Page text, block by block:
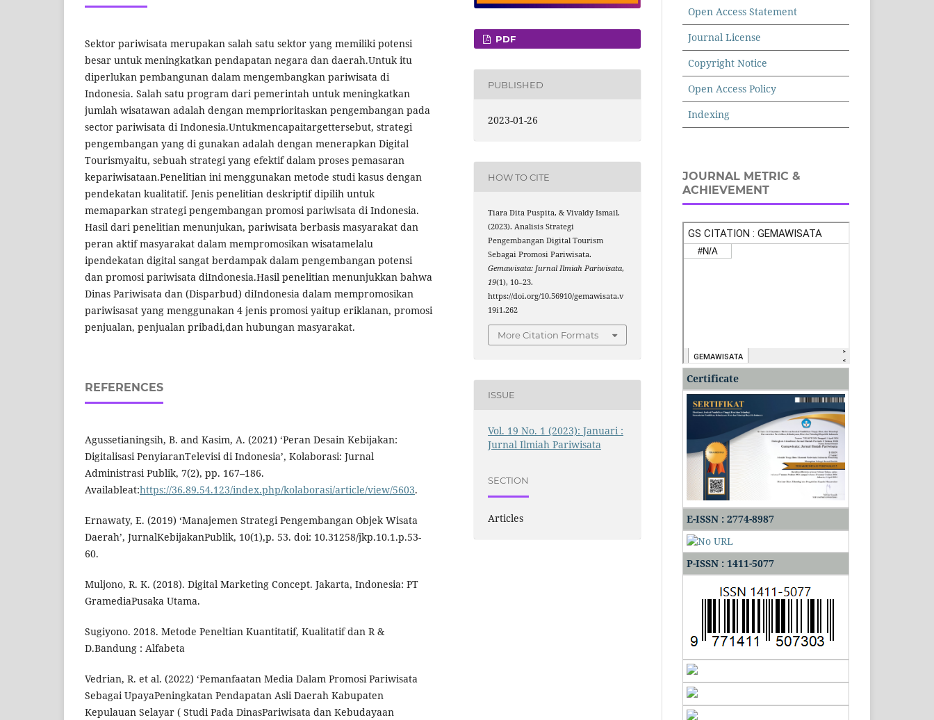
Sektor pariwisata merupakan salah satu sektor yang memiliki potensi
besar untuk meningkatkan pendapatan negara dan daerah.Untuk itu
diperlukan pembangunan dalam mengembangkan pariwisata di
Indonesia. Salah satu program dari pemerintah untuk meningkatkan
jumlah wisatawan adalah dengan memprioritaskan pengembangan pada
sector pariwisata di Indonesia.Untukmencapaitargettersebut, strategi
pengembangan yang di gunakan adalah dengan menerapkan Digital
Tourismyaitu, sebuah strategi yang efektif dalam proses pemasaran
kepariwisataan.Penelitian ini menggunakan metode studi kasus dengan
pendekatan kualitatif. Jenis penelitian deskriptif dipilih untuk
memaparkan strategi pengembangan promosi pariwisata di Indonesia.
Hasil dari penelitian menunjukan, pariwisata berbasis masyarakat dan
peran aktif masyarakat dalam mempromosikan wisatamelalu
ipendekatan digital sangat berdampak dalam pengembangan potensi
dan promosi pariwisata diIndonesia.Hasil penelitian menunjukkan bahwa
Dinas Pariwisata dan (Disparbud) diIndonesia dalam mempromosikan
pariwisasat yang menggunakan 4 jenis promosi yaitup eriklanan, promosi
penjualan, penjualan pribadi,dan hubungan masyarakat.
REFERENCES
Agussetianingsih, B. and Kasim, A. (2021) ‘Peran Desain Kebijakan:
Digitalisasi PenyiaranTelevisi di Indonesia’, Kolaborasi: Jurnal
Administrasi Publik, 7(2), pp. 167–186.
Availableat:https://36.89.54.123/index.php/kolaborasi/article/view/5603.
Ernawaty, E. (2019) ‘Manajemen Strategi Pengembangan Objek Wisata
Daerah’, JurnalKebijakanPublik, 10(1),p. 53. doi: 10.31258/jkp.10.1.p.53-
60.
Muljono, R. K. (2018). Digital Marketing Concept. Jakarta, Indonesia: PT
GramediaPusaka Utama.
Sugiyono. 2018. Metode Peneltian Kuantitatif, Kualitatif dan R &
D.Bandung : Alfabeta
Vedrian, R. et al. (2022) ‘Pemanfaatan Media Dalam Promosi Pariwisata
Sebagai UpayaPeningkatan Pendapatan Asli Daerah Kabupaten
Kepulauan Selayar ( Studi Pada DinasPariwisata dan Kebudayaan
PDF
PUBLISHED
2023-01-26
HOW TO CITE
Tiara Dita Puspita, & Vivaldy Ismail.
(2023). Analisis Strategi
Pengembangan Digital Tourism
Sebagai Promosi Pariwisata.
Gemawisata: Jurnal Ilmiah Pariwisata,
19(1), 10–23.
https://doi.org/10.56910/gemawisata.v
19i1.262
More Citation Formats
ISSUE
Vol. 19 No. 1 (2023): Januari :
Jurnal Ilmiah Pariwisata
SECTION
Articles
Open Access Statement
Journal License
Copyright Notice
Open Access Policy
Indexing
JOURNAL METRIC &
ACHIEVEMENT
Certificate
E-ISSN : 2774-8987
P-ISSN : 1411-5077